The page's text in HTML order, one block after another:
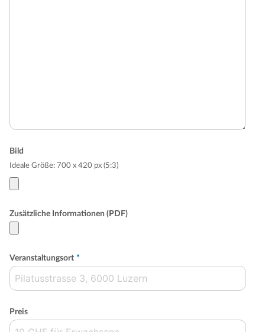
Bild
Ideale Größe: 700 x 420 px (5:3)
Zusätzliche Informationen (PDF)
Veranstaltungsort *
Preis